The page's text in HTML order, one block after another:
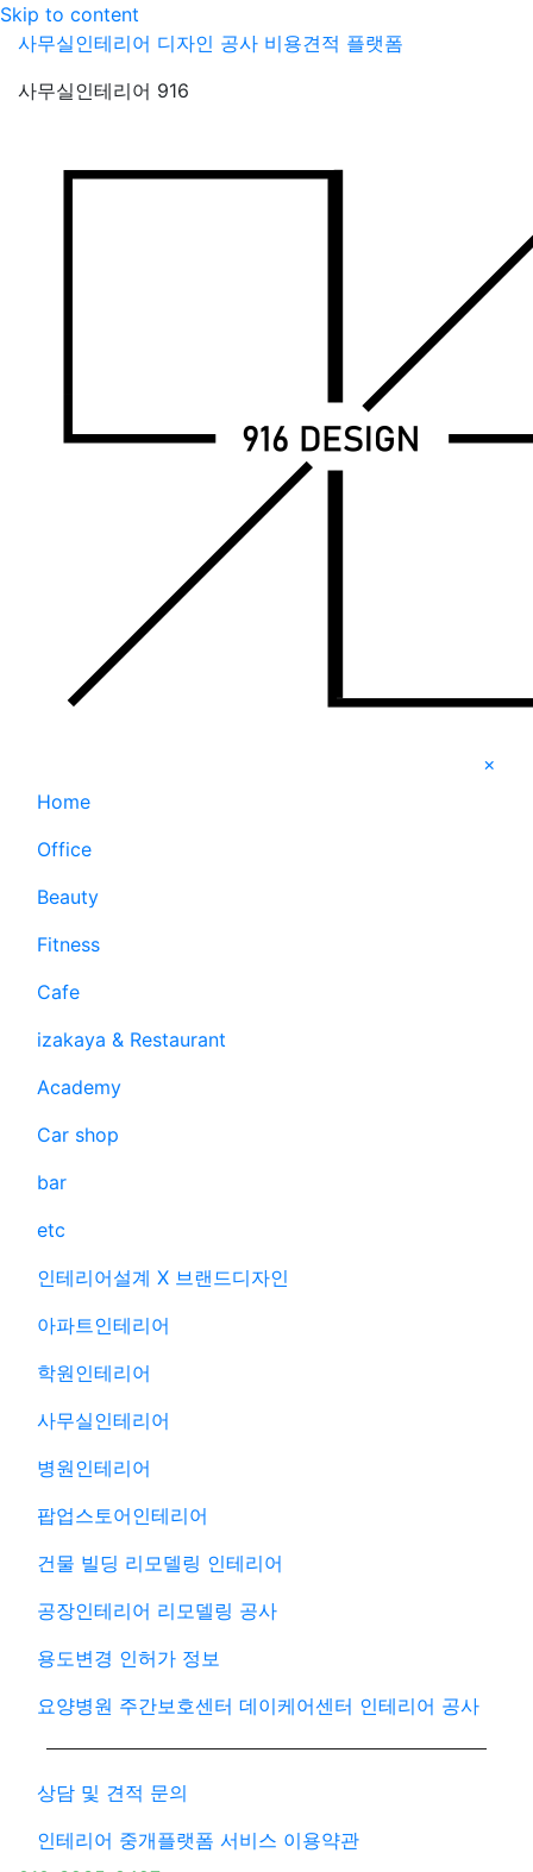
Skip to content
사무실인테리어 디자인 공사 비용견적 플랫폼
사무실인테리어 916
×
Home
Office
Beauty
Fitness
Cafe
izakaya & Restaurant
Academy
Car shop
bar
etc
인테리어설계 X 브랜드디자인
아파트인테리어
학원인테리어
사무실인테리어
병원인테리어
팝업스토어인테리어
건물 빌딩 리모델링 인테리어
공장인테리어 리모델링 공사
용도변경 인허가 정보
요양병원 주간보호센터 데이케어센터 인테리어 공사
상담 및 견적 문의
인테리어 중개플랫폼 서비스 이용약관